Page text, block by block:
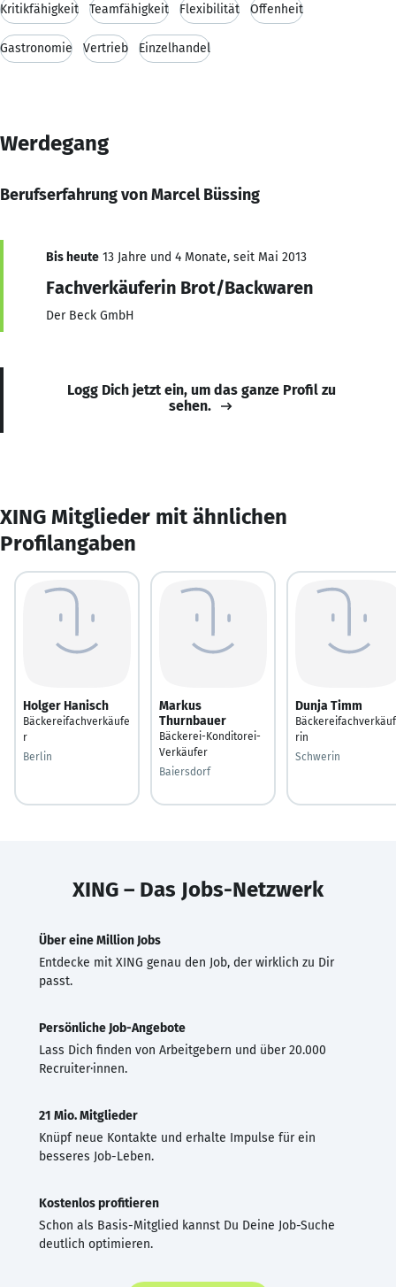
Kritikfähigkeit Teamfähigkeit Flexibilität Offenheit
Gastronomie Vertrieb Einzelhandel
Werdegang
Berufserfahrung von Marcel Büssing
Bis heute 13 Jahre und 4 Monate, seit Mai 2013
Fachverkäuferin Brot/Backwaren
Der Beck GmbH
Logg Dich jetzt ein, um das ganze Profil zu
sehen.
XING Mitglieder mit ähnlichen
Profilangaben
Holger Hanisch
Bäckereifachverkäufe
r
Berlin
Markus
Thurnbauer
Bäckerei-Konditorei-
Verkäufer
Baiersdorf
Dunja Timm
rin
Schwerin
XING – Das Jobs-Netzwerk
Über eine Million Jobs
Entdecke mit XING genau den Job, der wirklich zu Dir
passt.
Persönliche Job-Angebote
Lass Dich finden von Arbeitgebern und über 20.000
Recruiter·innen.
21 Mio. Mitglieder
Knüpf neue Kontakte und erhalte Impulse für ein
besseres Job-Leben.
Kostenlos profitieren
Schon als Basis-Mitglied kannst Du Deine Job-Suche
deutlich optimieren.